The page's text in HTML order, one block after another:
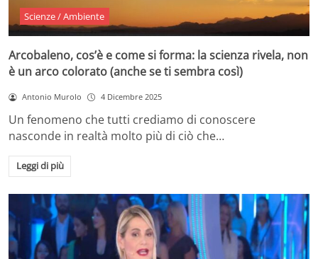
Scienze / Ambiente
Arcobaleno, cos’è e come si forma: la scienza rivela, non
è un arco colorato (anche se ti sembra così)
Antonio Murolo 4 Dicembre 2025
Un fenomeno che tutti crediamo di conoscere
nasconde in realtà molto più di ciò che…
Leggi di più